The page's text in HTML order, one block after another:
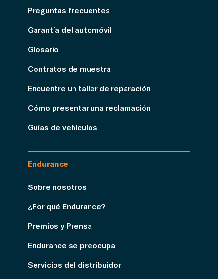
Preguntas frecuentes
Garantía del automóvil
Glosario
Contratos de muestra
Encuentre un taller de reparación
Cómo presentar una reclamación
Guías de vehículos
Endurance
Sobre nosotros
¿Por qué Endurance?
Premios y Prensa
Endurance se preocupa
Servicios del distribuidor